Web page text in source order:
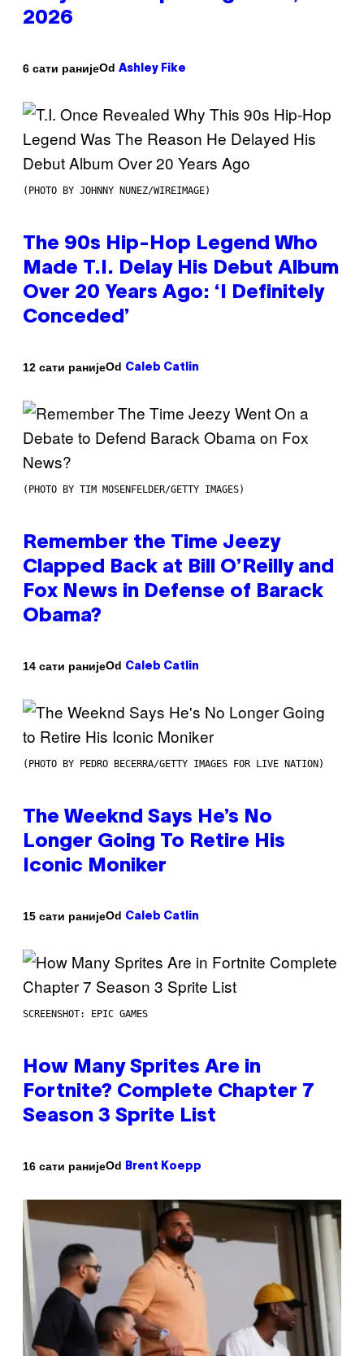
2026
6 сати ранијеOd Ashley Fike
(PHOTO BY JOHNNY NUNEZ/WIREIMAGE)
The 90s Hip-Hop Legend Who
Made T.I. Delay His Debut Album
Over 20 Years Ago: ‘I Definitely
Conceded’
12 сати ранијеOd Caleb Catlin
(PHOTO BY TIM MOSENFELDER/GETTY IMAGES)
Remember the Time Jeezy
Clapped Back at Bill O’Reilly and
Fox News in Defense of Barack
Obama?
14 сати ранијеOd Caleb Catlin
(PHOTO BY PEDRO BECERRA/GETTY IMAGES FOR LIVE NATION)
The Weeknd Says He’s No
Longer Going To Retire His
Iconic Moniker
15 сати ранијеOd Caleb Catlin
SCREENSHOT: EPIC GAMES
How Many Sprites Are in
Fortnite? Complete Chapter 7
Season 3 Sprite List
16 сати ранијеOd Brent Koepp